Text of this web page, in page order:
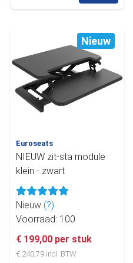
Nieuw
Euroseats
NIEUW zit-sta module
klein - zwart
Nieuw (?)
Voorraad: 100
€ 199,00 per stuk
€ 240,79 incl. BTW